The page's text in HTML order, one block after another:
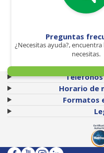
Preguntas
¿Necesitas ayuda?,
necesitas.
Horario de
Formatos